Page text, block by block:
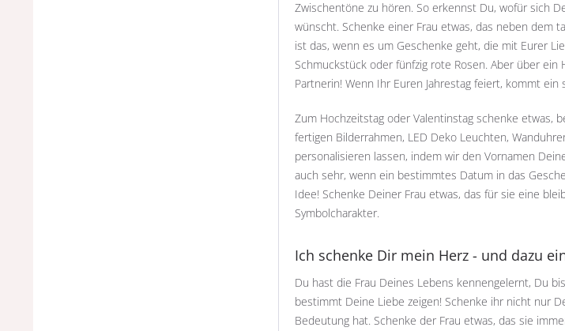
Zwischentöne zu hören. So erkennst Du, wofür sich
wünscht. Schenke einer Frau etwas, das neben dem
ist das, wenn es um Geschenke geht, die mit Eurer
Schmuckstück oder fünfzig rote Rosen. Aber über
Partnerin! Wenn Ihr Euren Jahrestag feiert, kommt
Zum Hochzeitstag oder Valentinstag schenke etwas,
fertigen Bilderrahmen, LED Deko Leuchten,
personalisieren lassen, indem wir den Vornamen
auch sehr, wenn ein bestimmtes Datum in das
Idee! Schenke Deiner Frau etwas, das für sie eine
Symbolcharakter.
Ich schenke Dir mein Herz - und dazu
Du hast die Frau Deines Lebens kennengelernt, Du
bestimmt Deine Liebe zeigen! Schenke ihr nicht nur
Bedeutung hat. Schenke der Frau etwas, das sie